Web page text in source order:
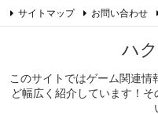
ハ
このサイトではゲーム関連
ど幅広く紹介しています！
サイトマップ お問い合わせ